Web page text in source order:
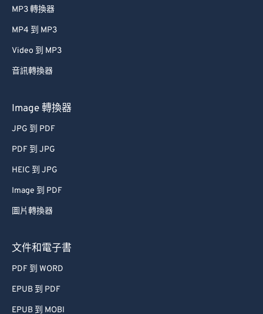
MP3 轉換器
MP4 到 MP3
Video 到 MP3
音訊轉換器
Image 轉換器
JPG 到 PDF
PDF 到 JPG
HEIC 到 JPG
Image 到 PDF
圖片轉換器
文件和電子書
PDF 到 WORD
EPUB 到 PDF
EPUB 到 MOBI